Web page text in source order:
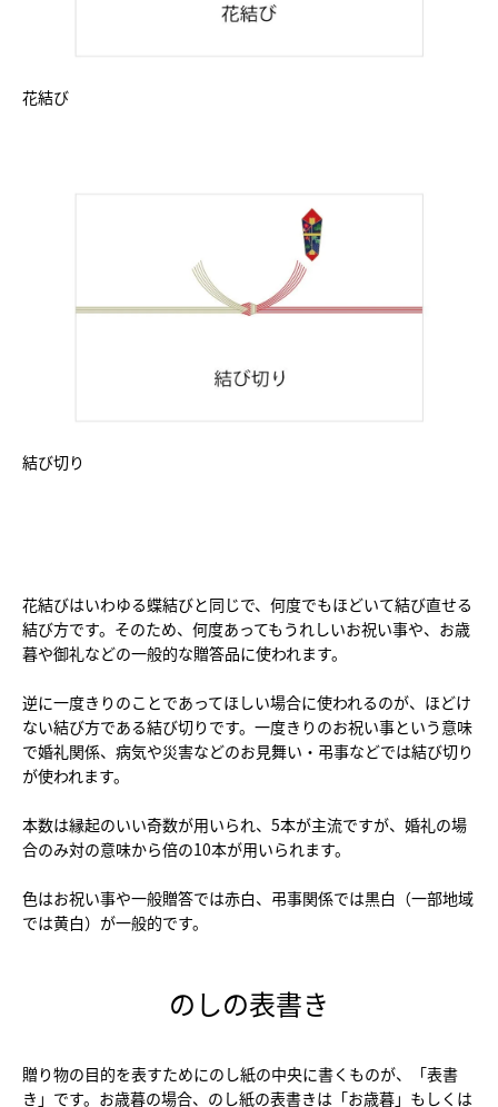
花結び
結び切り
花結びはいわゆる蝶結びと同じで、何度でもほどいて結び直せる
結び方です。そのため、何度あってもうれしいお祝い事や、お歳
暮や御礼などの一般的な贈答品に使われます。
逆に一度きりのことであってほしい場合に使われるのが、ほどけ
ない結び方である結び切りです。一度きりのお祝い事という意味
で婚礼関係、病気や災害などのお見舞い・弔事などでは結び切り
が使われます。
本数は縁起のいい奇数が用いられ、5本が主流ですが、婚礼の場
合のみ対の意味から倍の10本が用いられます。
色はお祝い事や一般贈答では赤白、弔事関係では黒白（一部地域
では黄白）が一般的です。
のしの表書き
贈り物の目的を表すためにのし紙の中央に書くものが、「表書
き」です。お歳暮の場合、のし紙の表書きは「お歳暮」もしくは